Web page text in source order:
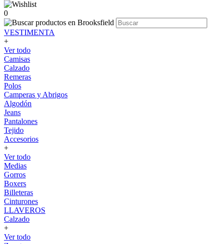
0
VESTIMENTA
+
Ver todo
Camisas
Calzado
Remeras
Polos
Camperas y Abrigos
Algodón
Jeans
Pantalones
Tejido
Accesorios
+
Ver todo
Medias
Gorros
Boxers
Billeteras
Cinturones
LLAVEROS
Calzado
+
Ver todo